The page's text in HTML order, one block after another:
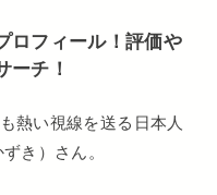
ロフィール！評価や
ーチ！
熱い視線を送る日本人
き）さん。